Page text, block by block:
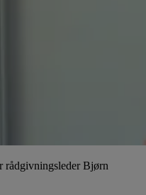
rådgivningsleder Bjørn